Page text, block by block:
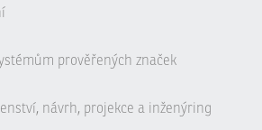
prověřených značek
návrh, projekce a inženýring